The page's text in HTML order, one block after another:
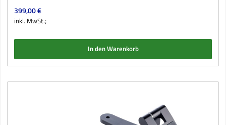
Regulärer Preis:
399,00 €
inkl. MwSt.;
In den Warenkorb